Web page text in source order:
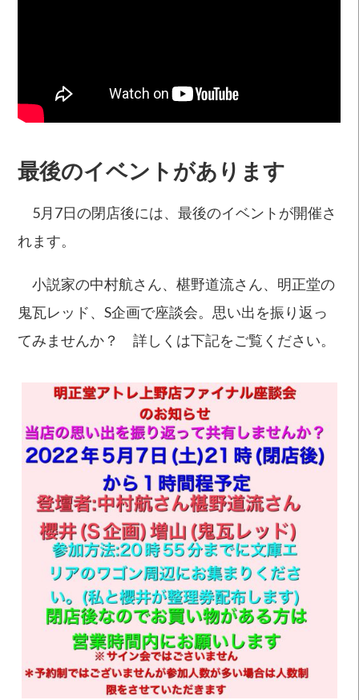
最後のイベントがあります
5月7日の閉店後には、最後のイベントが開催さ
れます。
小説家の中村航さん、椹野道流さん、明正堂の
鬼瓦レッド、S企画で座談会。思い出を振り返っ
てみませんか？ 詳しくは下記をご覧ください。